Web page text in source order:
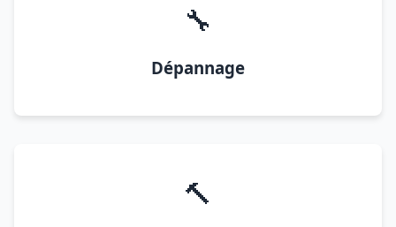
🔧
Dépannage
🔨